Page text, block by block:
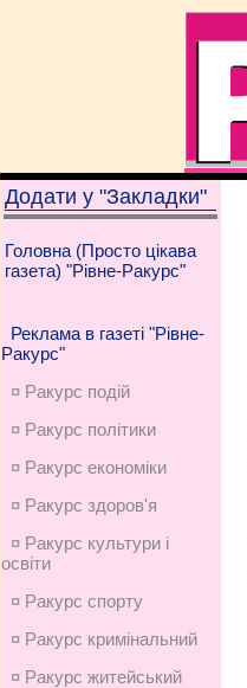
Додати у "Закладки"
Головна (Просто цікава
газета) "Рівне-Ракурс"
Реклама в газеті "Рівне-
Ракурс"
¤ Ракурс подій
¤ Ракурс політики
¤ Ракурс економiки
¤ Ракурс здоров'я
¤ Ракурс культури і
освіти
¤ Ракурс спорту
¤ Ракурс кримінальний
¤ Ракурс житейський